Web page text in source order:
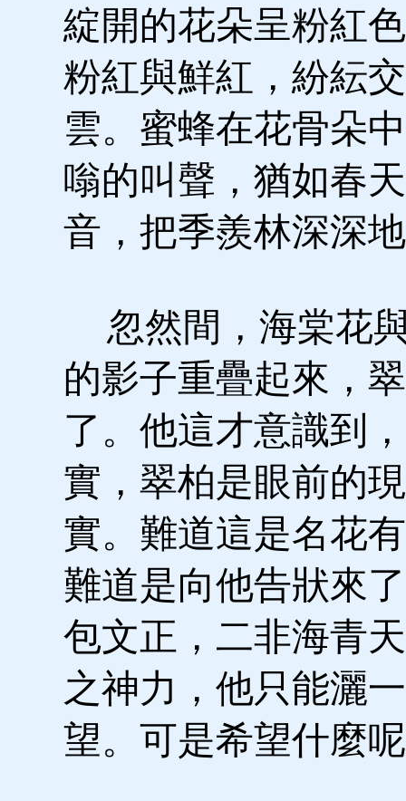
綻開的花朵呈粉紅
粉紅與鮮紅，紛紜
雲。蜜蜂在花骨朵
嗡的叫聲，猶如春
音，把季羨林深深
忽然間，海棠花
的影子重疊起來，
了。他這才意識到
實，翠柏是眼前的
實。難道這是名花
難道是向他告狀來
包文正，二非海青
之神力，他只能灑
望。可是希望什麼